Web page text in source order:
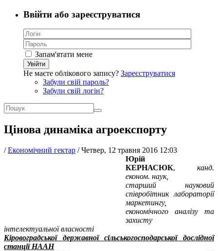
Ввійти або зареєструватися
Запам'ятати мене
Увійти
Не маєте облікового запису? Зареєструватися
Забули свій пароль?
Забули свій логін?
Цінова динаміка агроекспорту
/ Економічний гектар /Четвер, 12 травня 2016 12:03
Юрій
КЕРНАСЮК, канд.
економ. наук,
старший науковий
співробітник лабораторії
маркетингу,
економічного аналізу та
захисту
інтелектуальної власності
Кіровоградської державної сільськогосподарської дослідної
станції НААН